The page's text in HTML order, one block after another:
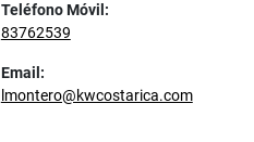
Teléfono Móvil:
83762539
Email:
lmontero@kwcostarica.com